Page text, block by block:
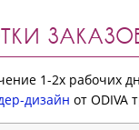
1-2х рабочих
дизайн от ODIVA